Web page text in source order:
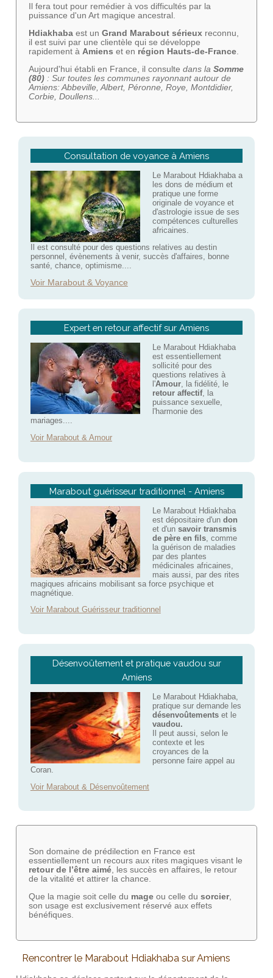
Il fera tout pour remédier à vos difficultés par la
puissance d'un Art magique ancestral.
Hdiakhaba est un Grand Marabout sérieuxreconnu,
il est suivi par une clientèle qui se développe
rapidement à Amiens et en région Hauts-de-France.
Aujourd'hui établi en France, il consulte dans la Somme
(80) : Sur toutes les communes rayonnant autour de
Amiens: Abbeville, Albert, Péronne, Roye, Montdidier,
Corbie, Doullens...
Consultation de voyance à Amiens
Le Marabout Hdiakhaba a
les dons de médium et
pratique une forme
originale de voyance et
d'astrologie issue de ses
compétences culturelles
africaines.
Il est consulté pour des questions relatives au destin
personnel, évènements à venir, succès d'affaires, bonne
santé, chance, optimisme....
Voir Marabout & Voyance
Expert en retour affectif sur Amiens
Le Marabout Hdiakhaba
est essentiellement
sollicité pour des
questions relatives à
l'Amour, la fidélité, le
retour affectif, la
puissance sexuelle,
l'harmonie des
mariages....
Voir Marabout & Amour
Marabout guérisseur traditionnel - Amiens
Le Marabout Hdiakhaba
est dépositaire d'un don
et d'un savoir transmis
de père en fils, comme
la guérison de maladies
par des plantes
médicinales africaines,
mais aussi, par des rites
magiques africains mobilisant sa force psychique et
magnétique.
Voir Marabout Guérisseur traditionnel
Désenvoûtement et pratique vaudou sur
Amiens
Le Marabout Hdiakhaba,
pratique sur demande les
désenvoûtementset le
vaudou.
Il peut aussi, selon le
contexte et les
croyances de la
personne faire appel au
Coran.
Voir Marabout & Désenvoûtement
Son domaine de prédilection en France est
essentiellement un recours aux rites magiques visant le
retour de l’être aimé, les succès en affaires, le retour
de la vitalité et attirer la chance.
Que la magie soit celle du mageou celle du sorcier,
son usage est exclusivement réservé aux effets
bénéfiques.
Rencontrer le Marabout Hdiakhaba sur Amiens